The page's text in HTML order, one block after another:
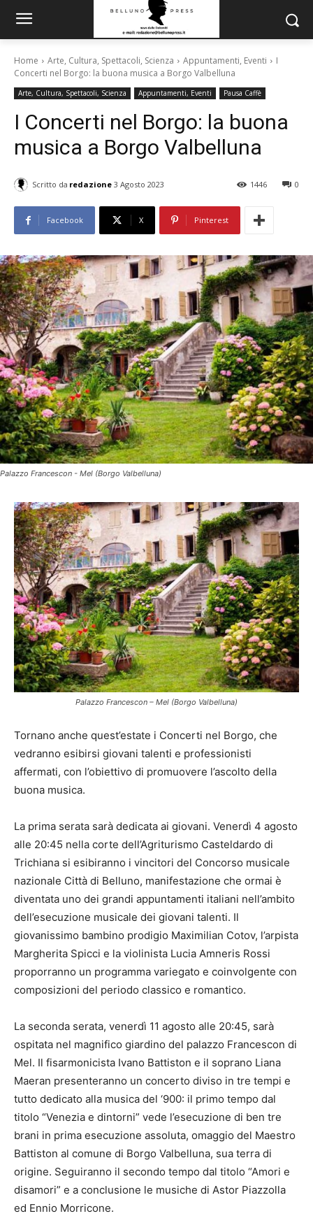
Home Arte, Cultura, Spettacoli, Scienza Appuntamenti, Eventi
I
Concerti nel Borgo: la buona musica a Borgo Valbelluna
Arte, Cultura, Spettacoli, Scienza Appuntamenti, Eventi Pausa Caffè
I Concerti nel Borgo: la buona
musica a Borgo Valbelluna
Scritto da redazione 3 Agosto 2023 0
1446
Facebook X Pinterest
Palazzo Francescon - Mel (Borgo Valbelluna)
Palazzo Francescon – Mel (Borgo Valbelluna)
Tornano anche quest’estate i Concerti nel Borgo, che
vedranno esibirsi giovani talenti e professionisti
affermati, con l’obiettivo di promuovere l’ascolto della
buona musica.
La prima serata sarà dedicata ai giovani. Venerdì 4 agosto
alle 20:45 nella corte dell’Agriturismo Casteldardo di
Trichiana si esibiranno i vincitori del Concorso musicale
nazionale Città di Belluno, manifestazione che ormai è
diventata uno dei grandi appuntamenti italiani nell’ambito
dell’esecuzione musicale dei giovani talenti. Il
giovanissimo bambino prodigio Maximilian Cotov, l’arpista
Margherita Spicci e la violinista Lucia Amneris Rossi
proporranno un programma variegato e coinvolgente con
composizioni del periodo classico e romantico.
La seconda serata, venerdì 11 agosto alle 20:45, sarà
ospitata nel magnifico giardino del palazzo Francescon di
Mel. Il fisarmonicista Ivano Battiston e il soprano Liana
Maeran presenteranno un concerto diviso in tre tempi e
tutto dedicato alla musica del ‘900: il primo tempo dal
titolo “Venezia e dintorni” vede l’esecuzione di ben tre
brani in prima esecuzione assoluta, omaggio del Maestro
Battiston al comune di Borgo Valbelluna, sua terra di
origine. Seguiranno il secondo tempo dal titolo “Amori e
disamori” e a conclusione le musiche di Astor Piazzolla
ed Ennio Morricone.